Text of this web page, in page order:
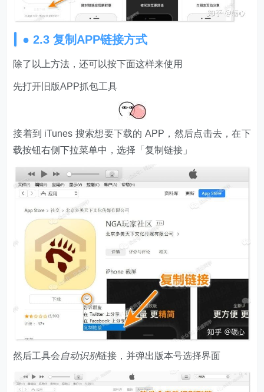
● 2.3 复制APP链接方式
除了以上方法，还可以按下面这样来使用
先打开旧版APP抓包工具
接着到 iTunes 搜索想要下载的 APP，然后点击去，在下
载按钮右侧下拉菜单中，选择「复制链接」
然后工具会自动识别链接，并弹出版本号选择界面